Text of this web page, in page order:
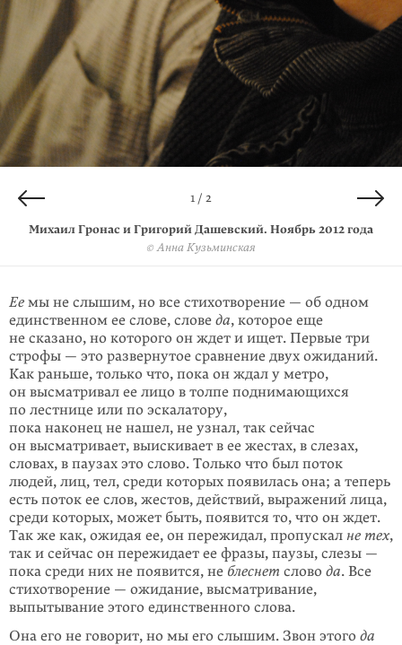
1 / 2
Михаил Гронас и Григорий Дашевский. Ноябрь 2012 года
© Анна Кузьминская
2 / 2
Григорий Дашевский. Февраль 2009 года
© Анна Кузьминская
Ее мы не слышим, но все стихотворение — об одном
единственном ее слове, слове да, которое еще
не сказано, но которого он ждет и ищет. Первые три
строфы — это развернутое сравнение двух ожиданий.
Как раньше, только что, пока он ждал у метро,
он высматривал ее лицо в толпе поднимающихся
по лестнице или по эскалатору,
пока наконец не нашел, не узнал, так сейчас
он высматривает, выискивает в ее жестах, в слезах,
словах, в паузах это слово. Только что был поток
людей, лиц, тел, среди которых появилась она; а теперь
есть поток ее слов, жестов, действий, выражений лица,
среди которых, может быть, появится то, что он ждет.
Так же как, ожидая ее, он пережидал, про­пу­скал не тех,
так и сейчас он пережидает ее фразы, паузы, слезы —
пока среди них не появится, не блеснет слово да. Все
стихотворение — ожидание, высматривание,
выпытывание этого единственного слова.
Она его не говорит, но мы его слышим. Звон этого да